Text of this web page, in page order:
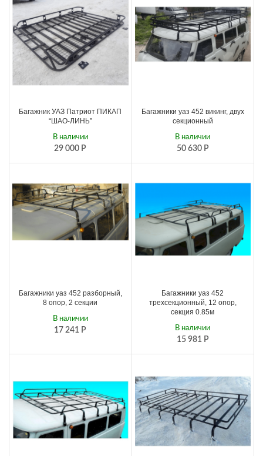
Багажник УАЗ Патриот ПИКАП
“ШАО-ЛИНЬ”
29 000 Р
В наличии
Багажники уаз 452 викинг, двух
секционный
50 630 Р
В наличии
Багажники уаз 452 разборный,
8 опор, 2 секции
17 241 Р
В наличии
Багажники уаз 452
трехсекционный, 12 опор,
секция 0.85м
15 981 Р
В наличии